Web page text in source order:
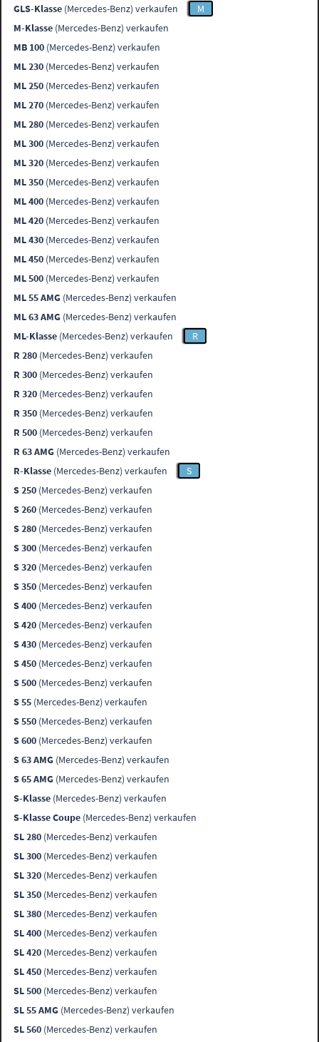
GLS-Klasse (Mercedes-Benz) verkaufen
M
M-Klasse (Mercedes-Benz) verkaufen
MB 100 (Mercedes-Benz) verkaufen
ML 230 (Mercedes-Benz) verkaufen
ML 250 (Mercedes-Benz) verkaufen
ML 270 (Mercedes-Benz) verkaufen
ML 280 (Mercedes-Benz) verkaufen
ML 300 (Mercedes-Benz) verkaufen
ML 320 (Mercedes-Benz) verkaufen
ML 350 (Mercedes-Benz) verkaufen
ML 400 (Mercedes-Benz) verkaufen
ML 420 (Mercedes-Benz) verkaufen
ML 430 (Mercedes-Benz) verkaufen
ML 450 (Mercedes-Benz) verkaufen
ML 500 (Mercedes-Benz) verkaufen
ML 55 AMG (Mercedes-Benz) verkaufen
ML 63 AMG (Mercedes-Benz) verkaufen
ML-Klasse (Mercedes-Benz) verkaufen
R
R 280 (Mercedes-Benz) verkaufen
R 300 (Mercedes-Benz) verkaufen
R 320 (Mercedes-Benz) verkaufen
R 350 (Mercedes-Benz) verkaufen
R 500 (Mercedes-Benz) verkaufen
R 63 AMG (Mercedes-Benz) verkaufen
R-Klasse (Mercedes-Benz) verkaufen
S
S 250 (Mercedes-Benz) verkaufen
S 260 (Mercedes-Benz) verkaufen
S 280 (Mercedes-Benz) verkaufen
S 300 (Mercedes-Benz) verkaufen
S 320 (Mercedes-Benz) verkaufen
S 350 (Mercedes-Benz) verkaufen
S 400 (Mercedes-Benz) verkaufen
S 420 (Mercedes-Benz) verkaufen
S 430 (Mercedes-Benz) verkaufen
S 450 (Mercedes-Benz) verkaufen
S 500 (Mercedes-Benz) verkaufen
S 55 (Mercedes-Benz) verkaufen
S 550 (Mercedes-Benz) verkaufen
S 600 (Mercedes-Benz) verkaufen
S 63 AMG (Mercedes-Benz) verkaufen
S 65 AMG (Mercedes-Benz) verkaufen
S-Klasse (Mercedes-Benz) verkaufen
S-Klasse Coupe (Mercedes-Benz) verkaufen
SL 280 (Mercedes-Benz) verkaufen
SL 300 (Mercedes-Benz) verkaufen
SL 320 (Mercedes-Benz) verkaufen
SL 350 (Mercedes-Benz) verkaufen
SL 380 (Mercedes-Benz) verkaufen
SL 400 (Mercedes-Benz) verkaufen
SL 420 (Mercedes-Benz) verkaufen
SL 450 (Mercedes-Benz) verkaufen
SL 500 (Mercedes-Benz) verkaufen
SL 55 AMG (Mercedes-Benz) verkaufen
SL 560 (Mercedes-Benz) verkaufen